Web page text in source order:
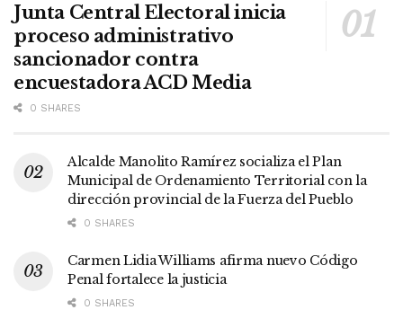
Junta Central Electoral inicia
proceso administrativo
sancionador contra
encuestadora ACD Media
0 SHARES
Alcalde Manolito Ramírez socializa el Plan
Municipal de Ordenamiento Territorial con la
dirección provincial de la Fuerza del Pueblo
0 SHARES
Carmen Lidia Williams afirma nuevo Código
Penal fortalece la justicia
0 SHARES